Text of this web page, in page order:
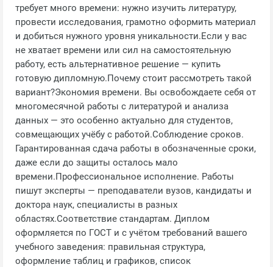
требует много времени: нужно изучить литературу,
провести исследования, грамотно оформить материал
и добиться нужного уровня уникальности.Если у вас
не хватает времени или сил на самостоятельную
работу, есть альтернативное решение — купить
готовую дипломную.Почему стоит рассмотреть такой
вариант?Экономия времени. Вы освобождаете себя от
многомесячной работы с литературой и анализа
данных — это особенно актуально для студентов,
совмещающих учёбу с работой.Соблюдение сроков.
Гарантированная сдача работы в обозначенные сроки,
даже если до защиты осталось мало
времени.Профессиональное исполнение. Работы
пишут эксперты — преподаватели вузов, кандидаты и
доктора наук, специалисты в разных
областях.Соответствие стандартам. Диплом
оформляется по ГОСТ и с учётом требований вашего
учебного заведения: правильная структура,
оформление таблиц и графиков, список